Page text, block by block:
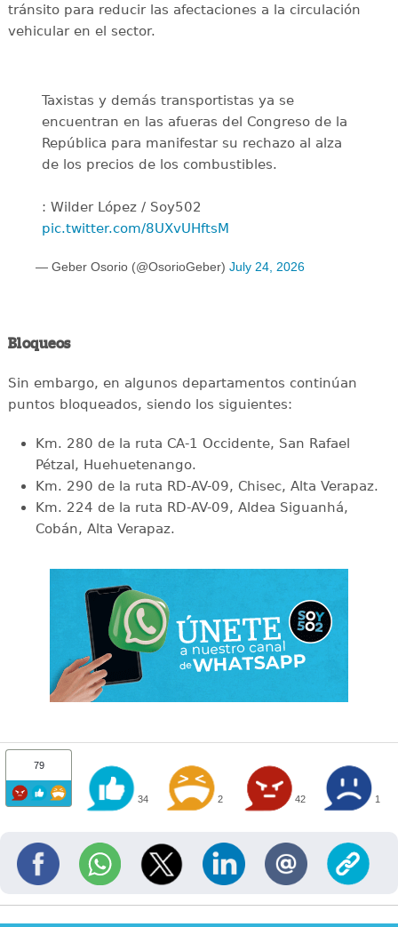
tránsito para reducir las afectaciones a la circulación
vehicular en el sector.
Taxistas y demás transportistas ya se
encuentran en las afueras del Congreso de la
República para manifestar su rechazo al alza
de los precios de los combustibles.
: Wilder López / Soy502
pic.twitter.com/8UXvUHftsM
— Geber Osorio (@OsorioGeber) July 24, 2026
Bloqueos
Sin embargo, en algunos departamentos continúan
puntos bloqueados, siendo los siguientes:
Km. 280 de la ruta CA-1 Occidente, San Rafael
Pétzal, Huehuetenango.
Km. 290 de la ruta RD-AV-09, Chisec, Alta Verapaz.
Km. 224 de la ruta RD-AV-09, Aldea Siguanhá,
Cobán, Alta Verapaz.
79
34 2 42 1